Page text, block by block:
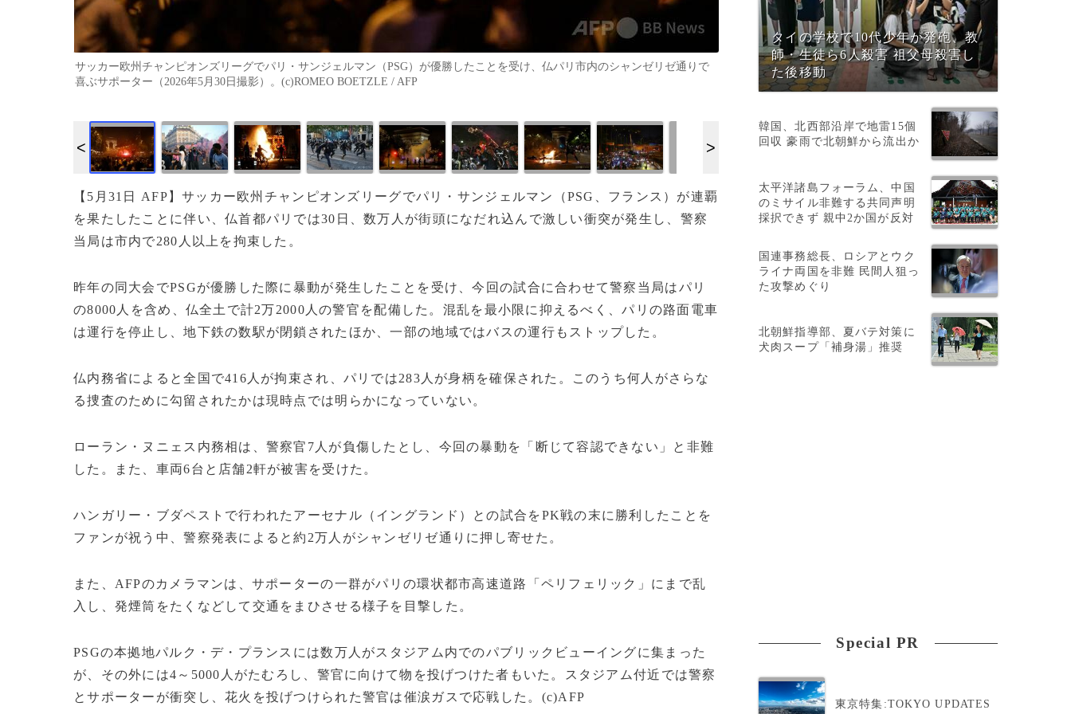
サッカー欧州チャンピオンズリーグでパリ・サンジェルマン（PSG）が優勝したことを受け、仏パリ市内のシャンゼリゼ通りで
喜ぶサポーター（2026年5月30日撮影）。(c)ROMEO BOETZLE / AFP
【5月31日 AFP】サッカー欧州チャンピオンズリーグでパリ・サンジェルマン（PSG、フランス）が連覇
を果たしたことに伴い、仏首都パリでは30日、数万人が街頭になだれ込んで激しい衝突が発生し、警察
当局は市内で280人以上を拘束した。
昨年の同大会でPSGが優勝した際に暴動が発生したことを受け、今回の試合に合わせて警察当局はパリ
の8000人を含め、仏全土で計2万2000人の警官を配備した。混乱を最小限に抑えるべく、パリの路面電車
は運行を停止し、地下鉄の数駅が閉鎖されたほか、一部の地域ではバスの運行もストップした。
仏内務省によると全国で416人が拘束され、パリでは283人が身柄を確保された。このうち何人がさらな
る捜査のために勾留されたかは現時点では明らかになっていない。
ローラン・ヌニェス内務相は、警察官7人が負傷したとし、今回の暴動を「断じて容認できない」と非難
した。また、車両6台と店舗2軒が被害を受けた。
ハンガリー・ブダペストで行われたアーセナル（イングランド）との試合をPK戦の末に勝利したことを
ファンが祝う中、警察発表によると約2万人がシャンゼリゼ通りに押し寄せた。
また、AFPのカメラマンは、サポーターの一群がパリの環状都市高速道路「ペリフェリック」にまで乱
入し、発煙筒をたくなどして交通をまひさせる様子を目撃した。
PSGの本拠地パルク・デ・プランスには数万人がスタジアム内でのパブリックビューイングに集まった
が、その外には4～5000人がたむろし、警官に向けて物を投げつけた者もいた。スタジアム付近では警察
とサポーターが衝突し、花火を投げつけられた警官は催涙ガスで応戦した。(c)AFP
タイの学校で10代少年が発砲、教
師・生徒ら6人殺害 祖父母殺害し
た後移動
韓国、北西部沿岸で地雷15個
回収 豪雨で北朝鮮から流出か
太平洋諸島フォーラム、中国
のミサイル非難する共同声明
採択できず 親中2か国が反対
国連事務総長、ロシアとウク
ライナ両国を非難 民間人狙っ
た攻撃めぐり
北朝鮮指導部、夏バテ対策に
犬肉スープ「補身湯」推奨
Special PR
東京特集:TOKYO UPDATES